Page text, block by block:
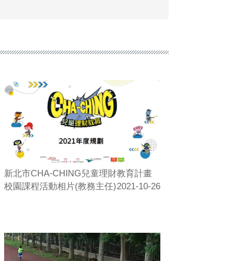
新北市CHA-CHING兒童理財教育計畫
校園課程活動相片(教務主任)2021-10-26